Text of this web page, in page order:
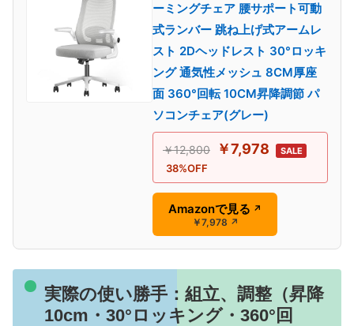
ーミングチェア 腰サポート可動
式ランバー 跳ね上げ式アームレ
スト 2Dヘッドレスト 30°ロッキ
ング 通気性メッシュ 8CM厚座
面 360°回転 10CM昇降調節 パ
ソコンチェア(グレー)
￥12,800 ￥7,978 SALE
38%OFF
Amazonで見る ↗
￥7,978 ↗
実際の使い勝手：組立、調整（昇降
10cm・30°ロッキング・360°回